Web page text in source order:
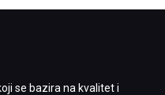
se bazira na kvalitet i